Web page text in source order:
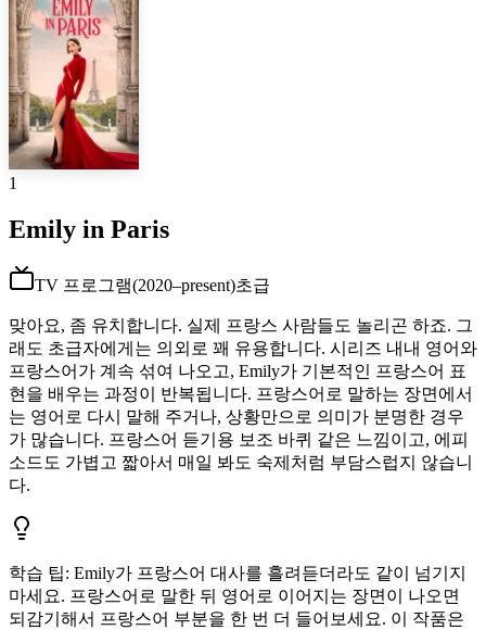
1
Emily in Paris
TV 프로그램(2020–present)초급
맞아요, 좀 유치합니다. 실제 프랑스 사람들도 놀리곤 하죠. 그
래도 초급자에게는 의외로 꽤 유용합니다. 시리즈 내내 영어와
프랑스어가 계속 섞여 나오고, Emily가 기본적인 프랑스어 표
현을 배우는 과정이 반복됩니다. 프랑스어로 말하는 장면에서
는 영어로 다시 말해 주거나, 상황만으로 의미가 분명한 경우
가 많습니다. 프랑스어 듣기용 보조 바퀴 같은 느낌이고, 에피
소드도 가볍고 짧아서 매일 봐도 숙제처럼 부담스럽지 않습니
다.
학습 팁: Emily가 프랑스어 대사를 흘려듣더라도 같이 넘기지
마세요. 프랑스어로 말한 뒤 영어로 이어지는 장면이 나오면
되감기해서 프랑스어 부분을 한 번 더 들어보세요. 이 작품은